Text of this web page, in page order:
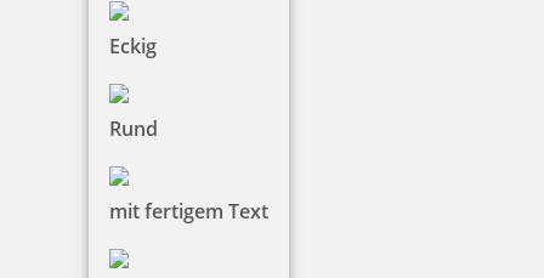
Eckig
Rund
mit fertigem Text